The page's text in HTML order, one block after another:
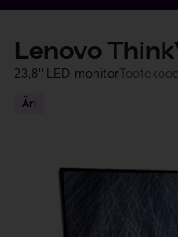
Lenovo
23,8'' LED-monitor
Äri